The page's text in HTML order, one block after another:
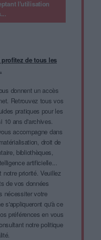
l'utilisation
de tous les
donnent un accès
Retrouvez tous vos
pratiques pour les
10 ans d'archives.
accompagne dans
droit de
bibliothèques,
artificielle...
priorité. Veuillez
de vos données
nécessiter votre
s'appliqueront qu'à ce
préférences en vous
notre politique